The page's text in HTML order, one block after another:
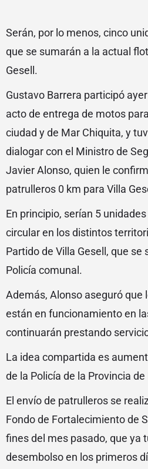
Serán, por lo menos, cinco
que se sumarán a la actual
Gesell.
Gustavo Barrera participó
acto de entrega de motos
ciudad y de Mar Chiquita, y
dialogar con el Ministro de
Javier Alonso, quien le
patrulleros 0 km para Villa
En principio, serían 5
circular en los distintos
Partido de Villa Gesell, que se
Policía comunal.
Además, Alonso aseguró que
están en funcionamiento en
continuarán prestando
La idea compartida es
de la Policía de la Provincia
El envío de patrulleros se
Fondo de Fortalecimiento de
fines del mes pasado, que ya
desembolso en los primeros